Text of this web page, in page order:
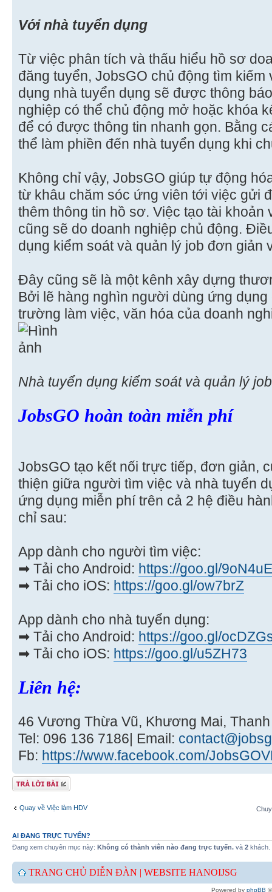
Với nhà tuyển dụng
Từ việc phân tích và thấu hiểu hồ sơ
đăng tuyển, JobsGO chủ động tìm
dụng nhà tuyển dụng sẽ được thông
nghiệp có thể chủ động mở hoặc khóa
để có được thông tin nhanh gọn. Bằng
thể làm phiền đến nhà tuyển dụng khi
Không chỉ vậy, JobsGO giúp tự động
từ khâu chăm sóc ứng viên tới việc gửi
thêm thông tin hồ sơ. Việc tạo tài khoản
cũng sẽ do doanh nghiệp chủ động.
dụng kiểm soát và quản lý job đơn giản
Đây cũng sẽ là một kênh xây dựng
Bởi lẽ hàng nghìn người dùng ứng dụng
trường làm việc, văn hóa của doanh
Nhà tuyển dụng kiểm soát và quản lý
JobsGO hoàn toàn miễn phí
JobsGO tạo kết nối trực tiếp, đơn giản,
thiện giữa người tìm việc và nhà tuyển
ứng dụng miễn phí trên cả 2 hệ điều
chỉ sau:
App dành cho người tìm việc:
➡ Tải cho Android: https://goo.gl/9oN4uE
➡ Tải cho iOS: https://goo.gl/ow7brZ
App dành cho nhà tuyển dụng:
➡ Tải cho Android: https://goo.gl/
➡ Tải cho iOS: https://goo.gl/u5ZH73
Liên hệ:
46 Vương Thừa Vũ, Khương Mai,
Tel: 096 136 7186| Email:
Fb: https://www.facebook.com/
Gửi bài trả lời
Quay về Việc làm HDV
AI ĐANG TRỰC TUYẾN?
Đang xem chuyên mục này: Không có thành viên nào đang trực tuyến. và 2 khách.
TRANG CHỦ DIỄN ĐÀN | WEBSITE HANOIJSG
Powered by phpBB